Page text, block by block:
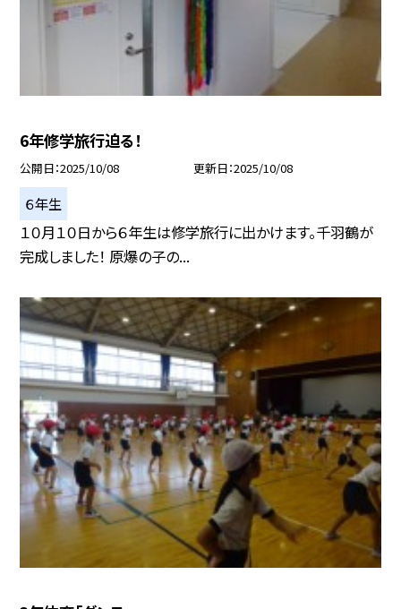
6年修学旅行迫る！
公開日 2025/10/08 更新日 2025/10/08
６年生
１０月１０日から６年生は修学旅行に出かけます。千羽鶴が
完成しました！ 原爆の子の...